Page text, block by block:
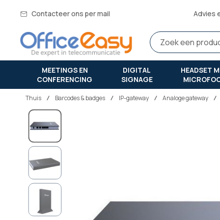
Contacteer ons per mail Advies
MEETINGS EN
CONFERENCING
DIGITAL
SIGNAGE
HEADSET
Thuis barcodes & badges IP-gateway Analoge gateway
Ga
naar
het
einde
van
de
afbeeldingen-
gallerij